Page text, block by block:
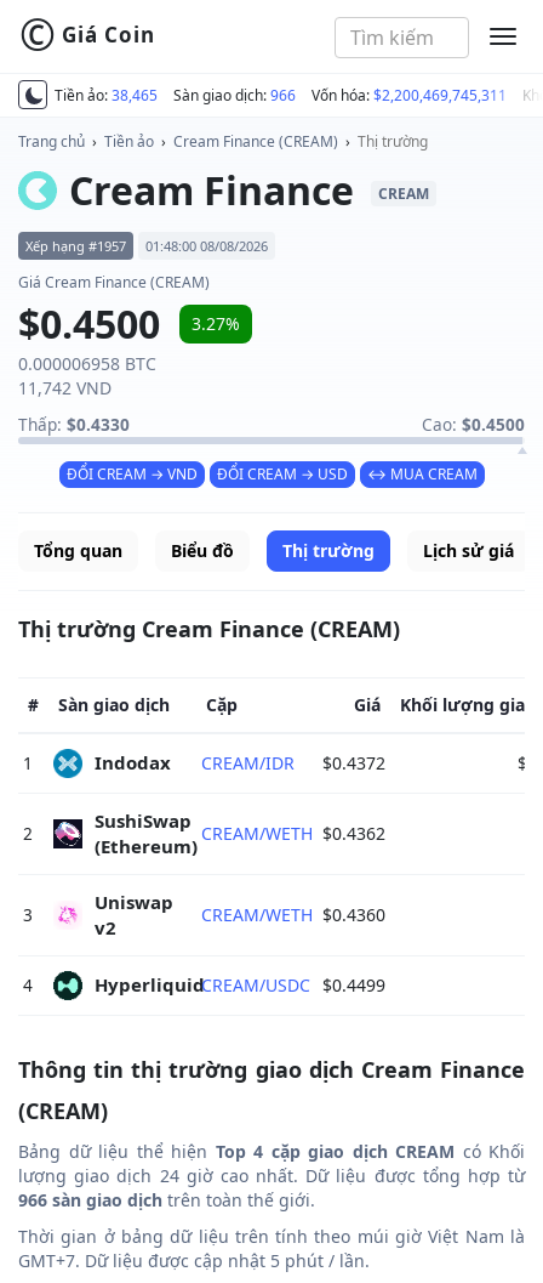
Tiền ảo:38,465 Sàn giao dịch:966 Vốn hóa:$2,200,469,745,311
© Giá Coin
Trang chủ › Tiền ảo › Cream Finance (CREAM) › Thị trường
Cream Finance CREAM
Xếp hạng #1957 01:48:00 08/08/2026
Giá Cream Finance (CREAM)
$0.4500
3.27%
0.000006958 BTC
11,742 VND
Thấp: $0.4330 Cao: $0.4500
ĐỔI CREAM → VND ĐỔI CREAM → USD ↔ MUA CREAM
Tổng quan Biểu đồ Thị trường Lịch sử giá
Thị trường Cream Finance (CREAM)
# Sàn giao dịch Cặp Giá Khối lượng giao
1 Indodax CREAM/IDR $0.4372
2
SushiSwap
(Ethereum)
CREAM/WETH $0.4362
3
Uniswap
v2
CREAM/WETH $0.4360
4 Hyperliquid CREAM/USDC $0.4499
Thông tin thị trường giao dịch Cream Finance
(CREAM)
Bảng dữ liệu thể hiện Top 4 cặp giao dịch CREAM có Khối
lượng giao dịch 24 giờ cao nhất. Dữ liệu được tổng hợp từ
966 sàn giao dịch trên toàn thế giới.
Thời gian ở bảng dữ liệu trên tính theo múi giờ Việt Nam là
GMT+7. Dữ liệu được cập nhật 5 phút / lần.